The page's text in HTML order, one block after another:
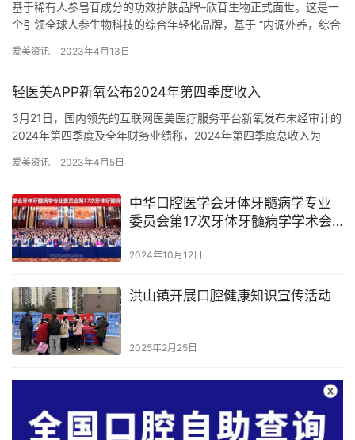
基于稀有人参皂苷成分的功效护肤品牌–欣苷生物正式面世。这是一
个引领全球人参生物科技的综合年轻化品牌，基于 “内调外养，综合
爱美资讯 2023年4月13日
轻医美APP新氧公布2024年第四季度收入
3月21日，国内领先的互联网医美医疗服务平台新氧发布未经审计的
2024年第四季度及全年财务业绩称，2024年第四季度总收入为
爱美资讯 2023年4月5日
中华口腔医学会牙体牙髓病学专业
委员会第17次牙体牙髓病学学术会
2024年10月12日
洪山镇开展口腔健康知识宣传活动
2025年2月25日